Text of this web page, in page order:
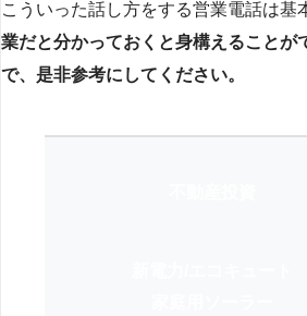
こういった話し方をする営業電話は基
業だと分かっておくと身構えることが
で、是非参考にしてください。